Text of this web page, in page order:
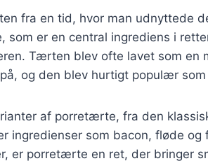
fra en tid, hvor man udnyttede
som er en central ingrediens i
Tærten blev ofte lavet som en
og den blev hurtigt populær
af porretærte, fra den
ingredienser som bacon, fløde og
er porretærte en ret, der bringer